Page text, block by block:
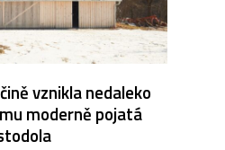
vznikla nedaleko
moderně pojatá